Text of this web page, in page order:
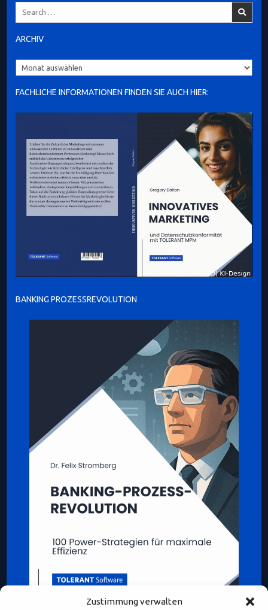
Zustimmung verwalten
ARCHIV
Archiv
FACHLICHE INFORMATIONEN FINDEN SIE AUCH HIER:
BANKING PROZESSREVOLUTION